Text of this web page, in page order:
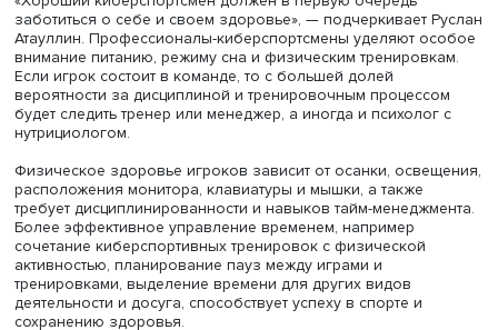
Ультрафиолет влияет также на выработку в организме
мелатонина — гормона сна. При его дефиците человек
страдать бессонницей, беспокойством, нарушением
психоэмоциональных реакций. Если геймер ведет
образ жизни, у него нарушается режим, сбиваются
что может привести к возникновению состояний,
депривацией сна. Переутомление также чревато
психологических и хронических заболеваний.
Другой риск связан с возможным нарушением питания.
состоянии повышенного стресса у человека
уровень глюкокортикоидов, гормона стресса, который
отвечает за повышенный аппетит», — говорит Андрей
Ерошенко. Увлеченный игрой, человек в состоянии
начинает употреблять большое количество быстрых